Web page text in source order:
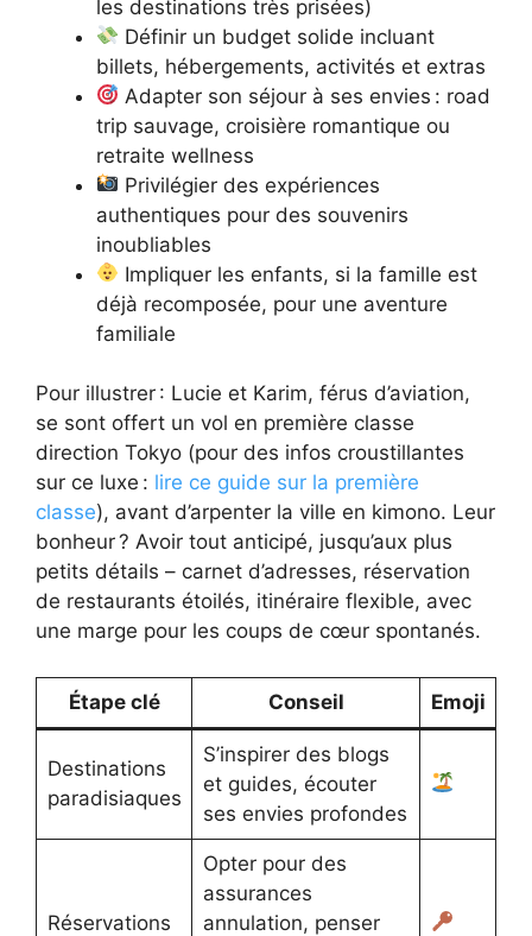
les destinations très prisées)
Définir un budget solide incluant
billets, hébergements, activités et extras
Adapter son séjour à ses envies : road
trip sauvage, croisière romantique ou
retraite wellness
Privilégier des expériences
authentiques pour des souvenirs
inoubliables
Impliquer les enfants, si la famille est
déjà recomposée, pour une aventure
familiale
Pour illustrer : Lucie et Karim, férus d’aviation,
se sont offert un vol en première classe
direction Tokyo (pour des infos croustillantes
sur ce luxe : lire ce guide sur la première
classe), avant d’arpenter la ville en kimono. Leur
bonheur ? Avoir tout anticipé, jusqu’aux plus
petits détails – carnet d’adresses, réservation
de restaurants étoilés, itinéraire flexible, avec
une marge pour les coups de cœur spontanés.
Étape clé Conseil Emoji
Destinations
paradisiaques
S’inspirer des blogs
et guides, écouter
ses envies profondes
Réservations
Opter pour des
assurances
annulation, penser